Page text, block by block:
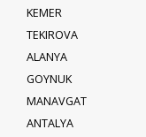
KEMER
TEKIROVA
ALANYA
GOYNUK
MANAVGAT
ANTALYA